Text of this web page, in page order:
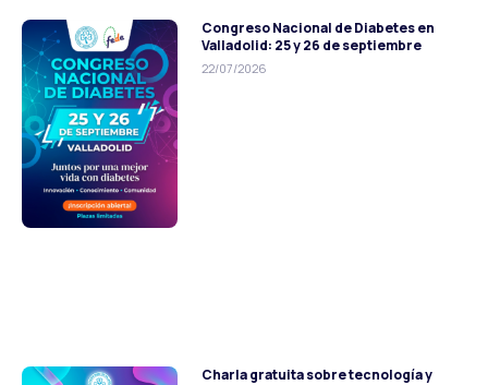
Congreso Nacional de Diabetes en
Valladolid: 25 y 26 de septiembre
22/07/2026
Charla gratuita sobre tecnología y